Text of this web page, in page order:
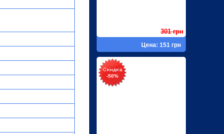
Цена: 151 грн
301 грн
-50%